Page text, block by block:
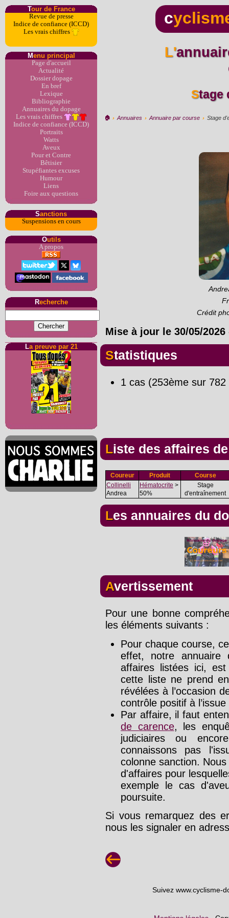
Tour de France
Revue de presse
Indice de confiance (ICCD)
Les vrais chiffres
Menu principal
Page d'accueil
Actualité
Dossier dopage
En bref
Lexique
Bibliographie
Annuaires du dopage
Les vrais chiffres
Indice de confiance (ICCD)
Portraits
Watts
Aveux
Pour et Contre
Bêtisier
Stupéfiantes excuses
Humour
Liens
Foire aux questions
Sanctions
Suspensions en cours
Outils
A propos
Recherche
La preuve par 21
c
L'annuaire du dopage par
🏠︎ › Annuaires › Annuaire par course › Stage
Crédit
Mise à jour le 30/05/2026
Statistiques
1 cas (253ème sur 782
Liste des affaires
Coureur Produit
Course
Collinelli
Andrea
Hématocrite >
50%
Stage
d'entraînement
Les annuaires du
Avertissement
Pour une bonne
les éléments suivants :
Pour chaque course,
effet, notre annuaire
affaires listées ici,
cette liste ne prend
révélées à l’occasion
contrôle positif à
Par affaire, il faut
de carence, les
judiciaires ou
connaissons pas
colonne sanction.
d'affaires pour
exemple le cas
poursuite.
Si vous remarquez des
nous les signaler en
Suivez www.cyclisme-